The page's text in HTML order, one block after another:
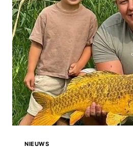
NAJAAR
ER
WEER
AAN!
NIEUWS